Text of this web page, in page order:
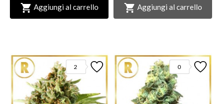
 Aggiungi al carrello  Aggiungi al carrello
2 0